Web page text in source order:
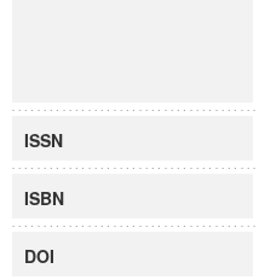
ISSN
ISBN
DOI